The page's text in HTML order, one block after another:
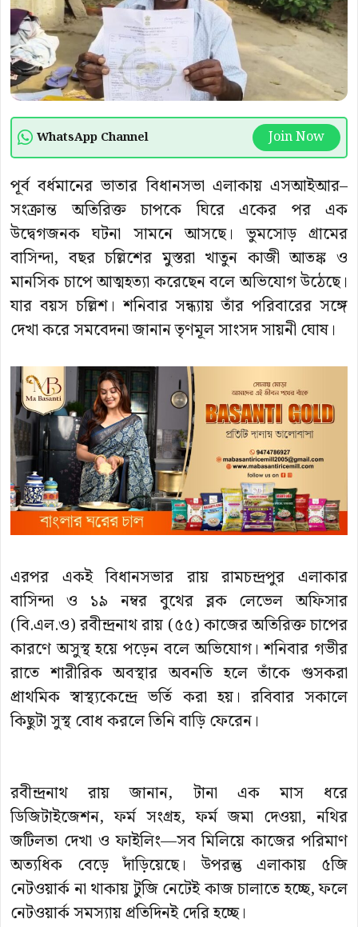
WhatsApp Channel Join Now
পূর্ব বর্ধমানের ভাতার বিধানসভা এলাকায় এসআইআর–
সংক্রান্ত অতিরিক্ত চাপকে ঘিরে একের পর এক
উদ্বেগজনক ঘটনা সামনে আসছে। ভুমসোড় গ্রামের
বাসিন্দা, বছর চল্লিশের মুস্তরা খাতুন কাজী আতঙ্ক ও
মানসিক চাপে আত্মহত্যা করেছেন বলে অভিযোগ উঠেছে।
যার বয়স চল্লিশ। শনিবার সন্ধ্যায় তাঁর পরিবারের সঙ্গে
দেখা করে সমবেদনা জানান তৃণমূল সাংসদ সায়নী ঘোষ।
এরপর একই বিধানসভার রায় রামচন্দ্রপুর এলাকার
বাসিন্দা ও ১৯ নম্বর বুথের ব্লক লেভেল অফিসার
(বি.এল.ও) রবীন্দ্রনাথ রায় (৫৫) কাজের অতিরিক্ত চাপের
কারণে অসুস্থ হয়ে পড়েন বলে অভিযোগ। শনিবার গভীর
রাতে শারীরিক অবস্থার অবনতি হলে তাঁকে গুসকরা
প্রাথমিক স্বাস্থ্যকেন্দ্রে ভর্তি করা হয়। রবিবার সকালে
কিছুটা সুস্থ বোধ করলে তিনি বাড়ি ফেরেন।
রবীন্দ্রনাথ রায় জানান, টানা এক মাস ধরে
ডিজিটাইজেশন, ফর্ম সংগ্রহ, ফর্ম জমা দেওয়া, নথির
জটিলতা দেখা ও ফাইলিং—সব মিলিয়ে কাজের পরিমাণ
অত্যধিক বেড়ে দাঁড়িয়েছে। উপরন্তু এলাকায় ৫জি
নেটওয়ার্ক না থাকায় টুজি নেটেই কাজ চালাতে হচ্ছে, ফলে
নেটওয়ার্ক সমস্যায় প্রতিদিনই দেরি হচ্ছে।